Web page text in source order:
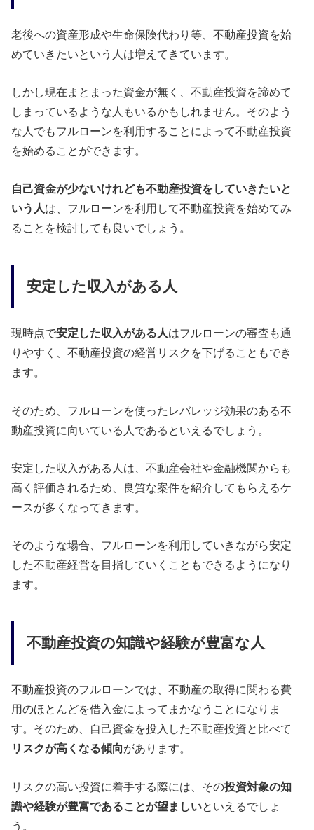
老後への資産形成や生命保険代わり等、不動産投資を始
めていきたいという人は増えてきています。
しかし現在まとまった資金が無く、不動産投資を諦めて
しまっているような人もいるかもしれません。そのよう
な人でもフルローンを利用することによって不動産投資
を始めることができます。
自己資金が少ないけれども不動産投資をしていきたいと
いう人は、フルローンを利用して不動産投資を始めてみ
ることを検討しても良いでしょう。
安定した収入がある人
現時点で安定した収入がある人はフルローンの審査も通
りやすく、不動産投資の経営リスクを下げることもでき
ます。
そのため、フルローンを使ったレバレッジ効果のある不
動産投資に向いている人であるといえるでしょう。
安定した収入がある人は、不動産会社や金融機関からも
高く評価されるため、良質な案件を紹介してもらえるケ
ースが多くなってきます。
そのような場合、フルローンを利用していきながら安定
した不動産経営を目指していくこともできるようになり
ます。
不動産投資の知識や経験が豊富な人
不動産投資のフルローンでは、不動産の取得に関わる費
用のほとんどを借入金によってまかなうことになりま
す。そのため、自己資金を投入した不動産投資と比べて
リスクが高くなる傾向があります。
リスクの高い投資に着手する際には、その投資対象の知
識や経験が豊富であることが望ましいといえるでしょ
う。